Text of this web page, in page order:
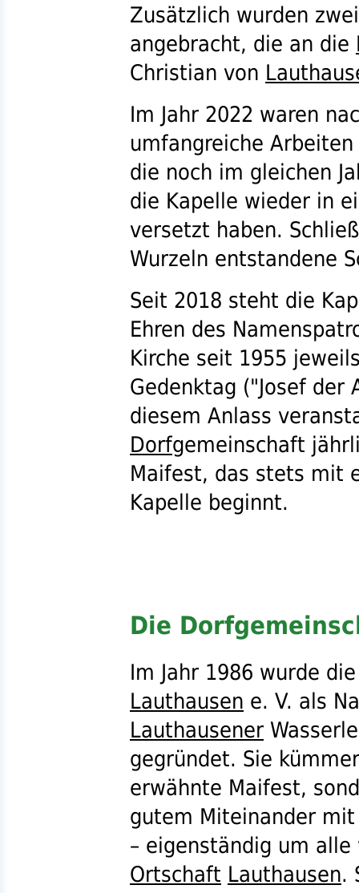
Zusätzlich wurden
angebracht, die an die
Christian von
Im Jahr 2022 waren
umfangreiche
die noch im gleichen
die Kapelle wieder in
versetzt haben.
Wurzeln entstandene
Seit 2018 steht die
Ehren des
Kirche seit 1955
Gedenktag ("Josef der
diesem Anlass
Dorfgemeinschaft
Maifest, das stets mit
Kapelle beginnt.
Die
Im Jahr 1986 wurde
Lauthausen e. V. als
Lauthausener
gegründet. Sie
erwähnte Maifest,
gutem Miteinander
– eigenständig um
Ortschaft Lauthausen.